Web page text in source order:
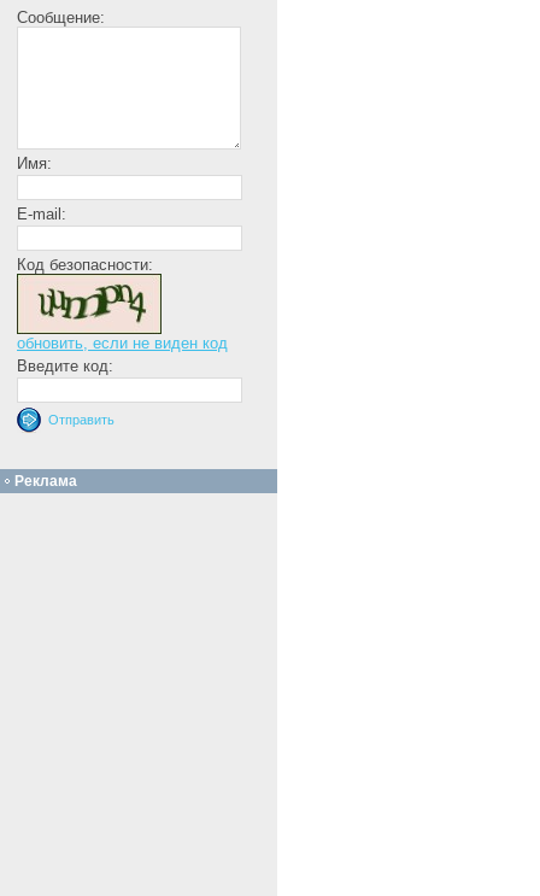
Сообщение:
Имя:
E-mail:
Код безопасности:
обновить, если не виден код
Введите код:
Реклама